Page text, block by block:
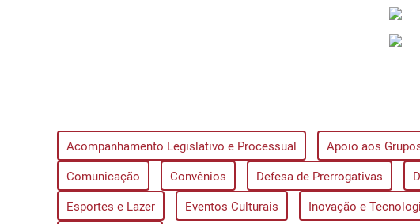
Acompanhamento Legislativo e Processual Apoio aos
Comunicação
Convênios Defesa de Prerrogativas
Esportes e Lazer
Eventos Culturais Inovação e